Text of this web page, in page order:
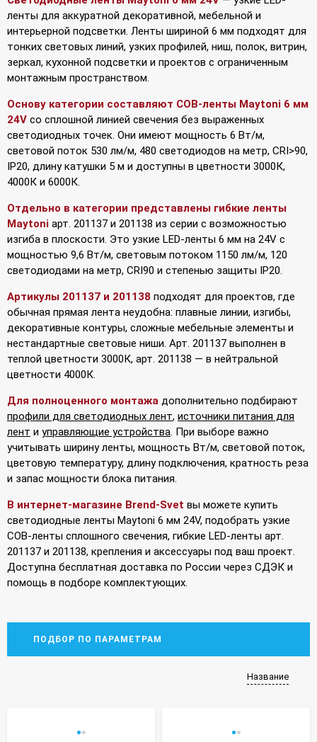
ленты для аккуратной декоративной, мебельной и
интерьерной подсветки. Ленты шириной 6 мм подходят для
тонких световых линий, узких профилей, ниш, полок, витрин,
зеркал, кухонной подсветки и проектов с ограниченным
монтажным пространством.
Основу категории составляют COB-ленты Maytoni 6 мм
24V со сплошной линией свечения без выраженных
светодиодных точек. Они имеют мощность 6 Вт/м,
световой поток 530 лм/м, 480 светодиодов на метр, CRI>90,
IP20, длину катушки 5 м и доступны в цветности 3000К,
4000К и 6000К.
Отдельно в категории представлены гибкие ленты
Maytoni арт. 201137 и 201138 из серии с возможностью
изгиба в плоскости. Это узкие LED-ленты 6 мм на 24V с
мощностью 9,6 Вт/м, световым потоком 1150 лм/м, 120
светодиодами на метр, CRI90 и степенью защиты IP20.
Артикулы 201137 и 201138 подходят для проектов, где
обычная прямая лента неудобна: плавные линии, изгибы,
декоративные контуры, сложные мебельные элементы и
нестандартные световые ниши. Арт. 201137 выполнен в
теплой цветности 3000К, арт. 201138 — в нейтральной
цветности 4000К.
Для полноценного монтажа дополнительно подбирают
профили для светодиодных лент, источники питания для
лент и управляющие устройства. При выборе важно
учитывать ширину ленты, мощность Вт/м, световой поток,
цветовую температуру, длину подключения, кратность реза
и запас мощности блока питания.
В интернет-магазине Brend-Svet вы можете купить
светодиодные ленты Maytoni 6 мм 24V, подобрать узкие
COB-ленты сплошного свечения, гибкие LED-ленты арт.
201137 и 201138, крепления и аксессуары под ваш проект.
Доступна бесплатная доставка по России через СДЭК и
помощь в подборе комплектующих.
ПОДБОР ПО ПАРАМЕТРАМ
Название